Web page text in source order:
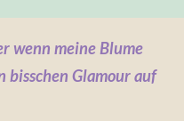
wenn meine Blume
bisschen Glamour auf